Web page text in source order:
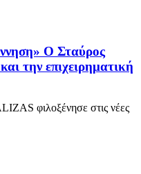
Ο Σταύρος
την επιχειρηματική
φιλοξένησε στις νέες